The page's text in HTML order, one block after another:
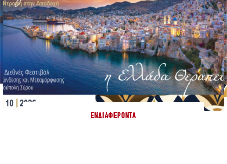
ΕΝΔΙΑΦΈΡΟΝΤΑ